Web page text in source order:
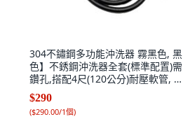
304不鏽鋼多功能沖洗器 霧黑色, 黑
色】不銹鋼沖洗器全套(標準配置)需
鑽孔,搭配4尺(120公分)耐壓軟管, 黑
色
$290
($290.00/1個)